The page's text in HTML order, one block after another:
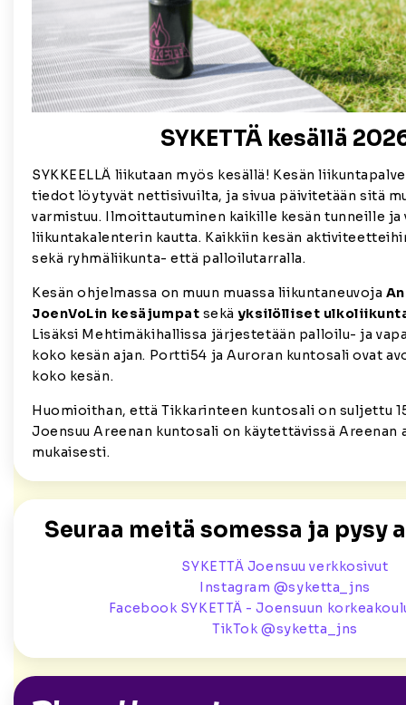
SYKETTÄ kesällä
SYKKEELLÄ liikutaan myös kesällä! Kesän
tiedot löytyvät nettisivuilta, ja sivua päivitetään sitä
varmistuu. Ilmoittautuminen kaikille kesän tunneille
liikuntakalenterin kautta. Kaikkiin kesän
sekä ryhmäliikunta- että palloilutarralla.
Kesän ohjelmassa on muun muassa liikuntaneuvoja
JoenVoLin kesäjumpat sekäyksilölliset
Lisäksi Mehtimäkihallissa järjestetään palloilu- ja
koko kesän ajan. Portti54 ja Auroran kuntosali ovat
koko kesän.
Huomioithan, että Tikkarinteen kuntosali on suljettu
Joensuu Areenan kuntosali on käytettävissä Areenan
mukaisesti.
Seuraa meitä somessa ja pysy
SYKETTÄ Joensuu verkkosivut
Instagram @syketta_jns
Facebook SYKETTÄ - Joensuun
TikTok @syketta_jns